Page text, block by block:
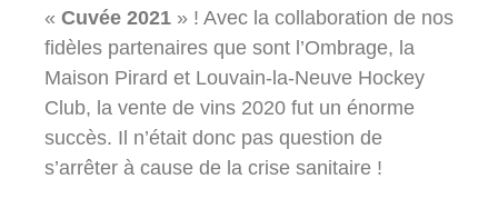
« Cuvée 2021 » ! Avec la collaboration de nos
fidèles partenaires que sont l’Ombrage, la
Maison Pirard et Louvain-la-Neuve Hockey
Club, la vente de vins 2020 fut un énorme
succès. Il n’était donc pas question de
s’arrêter à cause de la crise sanitaire !